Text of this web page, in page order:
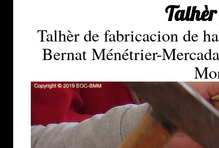
Talhèr de fabricacion de
Bernat Ménétrier-